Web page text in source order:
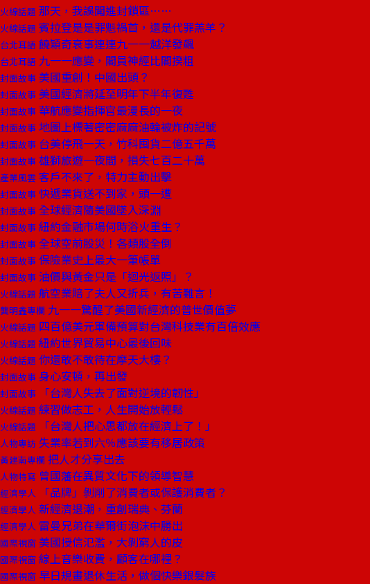
火線話題 那天，我誤闖進封鎖區……
火線話題 賓拉登是是罪魁禍首，還是代罪羔羊？
台北耳語 饒穎奇衰事連連九一一越洋發飆
台北耳語 九一一應變，閣員神經比閣揆粗
封面故事 美國重創！中國出頭？
封面故事 美國經濟將延至明年下半年復甦
封面故事 華航應變指揮官最漫長的一夜
封面故事 地圖上標著密密麻麻油輪被炸的記號
封面故事 台美停飛一天，竹科囤貨二億五千萬
封面故事 雄獅旅遊一夜間，損失七百二十萬
產業風雲 客戶不來了，特力主動出擊
封面故事 快遞業貨送不到家，頭一遭
封面故事 全球經濟隨美國墜入深淵
封面故事 紐約金融市場何時浴火重生？
封面故事 全球空前股災！各類股全倒
封面故事 保險業史上最大一筆帳單
封面故事 油價與黃金只是「迴光返照」？
火線話題 航空業賠了夫人又折兵，有苦難言！
龔明鑫專欄 九一一驚醒了美國新經濟的普世價值夢
火線話題 四百億美元軍備預算對台灣科技業有百倍效應
火線話題 紐約世界貿易中心最後回味
火線話題 你還敢不敢待在摩天大樓？
封面故事 身心安頓，再出發
封面故事 「台灣人失去了面對逆境的韌性」
火線話題 練習做志工，人生開始放輕鬆
火線話題 「台灣人把心思都放在經濟上了！」
人物專訪 失業率若到六％應該要有移居政策
黃建南專欄 把人才分享出去
人物特寫 曾國藩在異質文化下的領導智慧
經濟學人 「品牌」剝削了消費者或保護消費者？
經濟學人 新經濟退潮，重創瑞典、芬蘭
經濟學人 雷曼兄弟在華爾街泡沫中勝出
國際視窗 美國授信氾濫，大剝窮人的皮
國際視窗 線上音樂收費，顧客在哪裡？
國際視窗 早日規畫退休生活，做個快樂銀髮族